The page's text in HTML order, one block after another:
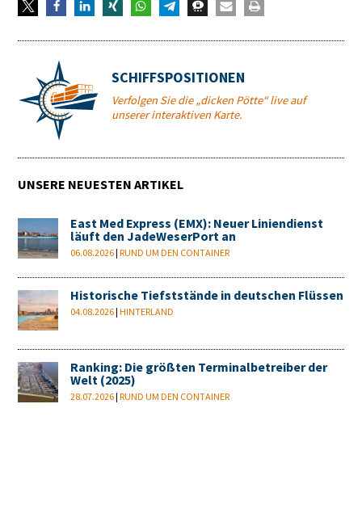
SCHIFFSPOSITIONEN
Verfolgen Sie die „dicken Pötte“ live auf
unserer interaktiven Karte.
UNSERE NEUESTEN ARTIKEL
East Med Express (EMX): Neuer Liniendienst
läuft den JadeWeserPort an
06.08.2026 |RUND UM DEN CONTAINER
Historische Tiefststände in deutschen Flüssen
04.08.2026 |HINTERLAND
Ranking: Die größten Terminalbetreiber der
Welt (2025)
28.07.2026 |RUND UM DEN CONTAINER